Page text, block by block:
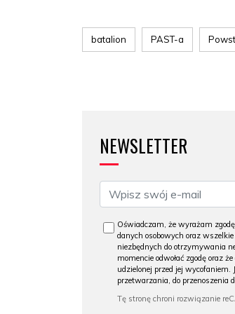
batalion PAST-a
NEWSLETTER
Oświadczam, że wyrażam
danych osobowych oraz
niezbędnych do otrzymywania
momencie odwołać zgodę oraz
udzielonej przed jej wycofaniem.
przetwarzania, do przenoszenia